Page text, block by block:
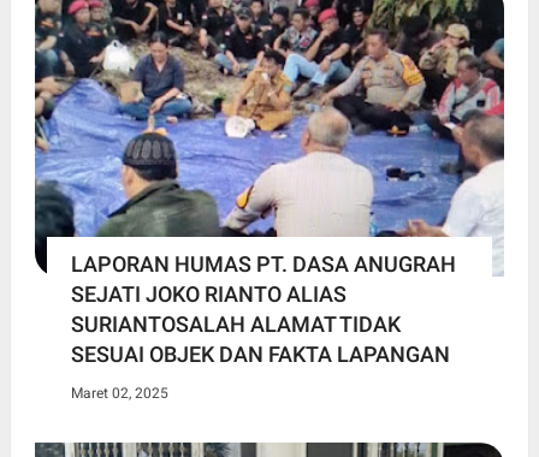
LAPORAN HUMAS PT. DASA ANUGRAH
SEJATI JOKO RIANTO ALIAS
SURIANTOSALAH ALAMAT TIDAK
SESUAI OBJEK DAN FAKTA LAPANGAN
Maret 02, 2025